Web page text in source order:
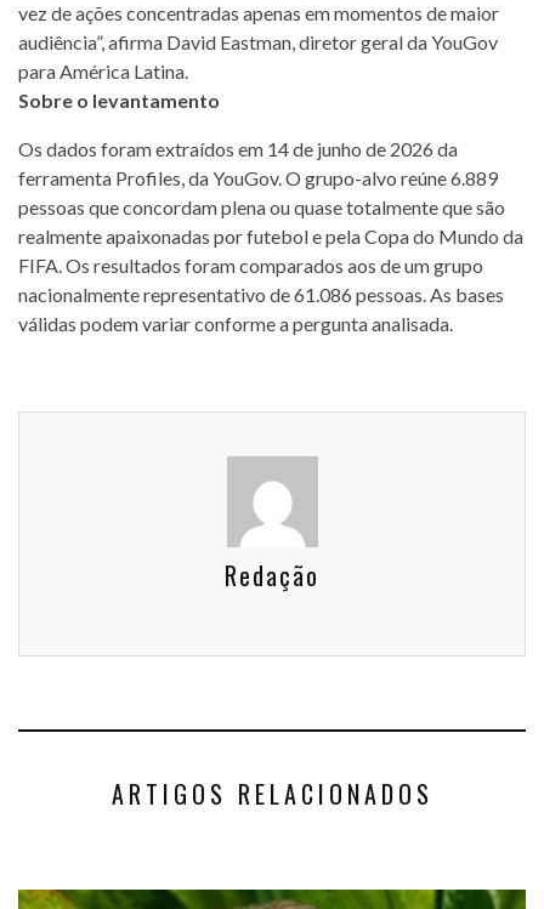
vez de ações concentradas apenas em momentos de maior
audiência”, afirma David Eastman, diretor geral da YouGov
para América Latina.
Sobre o levantamento
Os dados foram extraídos em 14 de junho de 2026 da
ferramenta Profiles, da YouGov. O grupo-alvo reúne 6.889
pessoas que concordam plena ou quase totalmente que são
realmente apaixonadas por futebol e pela Copa do Mundo da
FIFA. Os resultados foram comparados aos de um grupo
nacionalmente representativo de 61.086 pessoas. As bases
válidas podem variar conforme a pergunta analisada.
Redação
ARTIGOS RELACIONADOS